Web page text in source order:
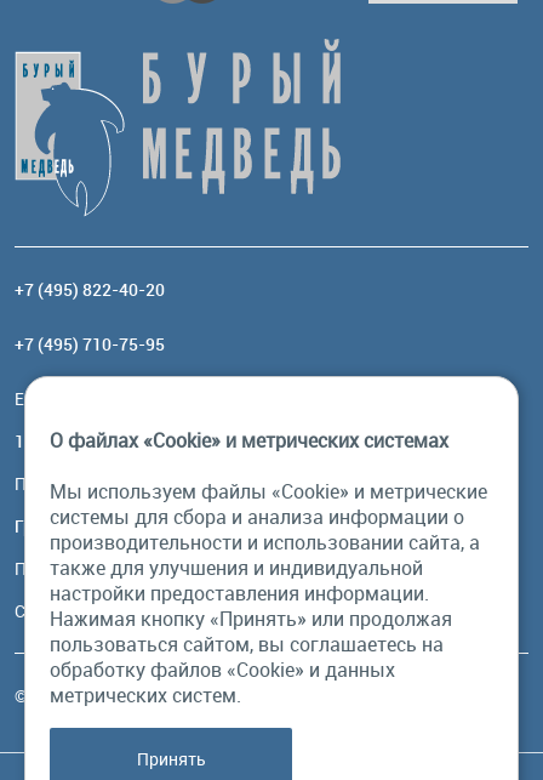
+7 (495) 822-40-20
+7 (495) 710-75-95
Email:
117485, Москва, ул. Профсоюзная, 84/32, корп 1
Посмотреть на карте
График работы
Пн-Пт: с 10:00 до 18:00
Сб, Вс: выходной
© Бурый Медведь MMXXVI. Все права защищены.
О файлах «Cookie» и метрических системах
Мы используем файлы «Cookie» и метрические
системы для сбора и анализа информации о
производительности и использовании сайта, а
также для улучшения и индивидуальной
настройки предоставления информации.
Нажимая кнопку «Принять» или продолжая
пользоваться сайтом, вы соглашаетесь на
обработку файлов «Cookie» и данных
метрических систем.
Принять